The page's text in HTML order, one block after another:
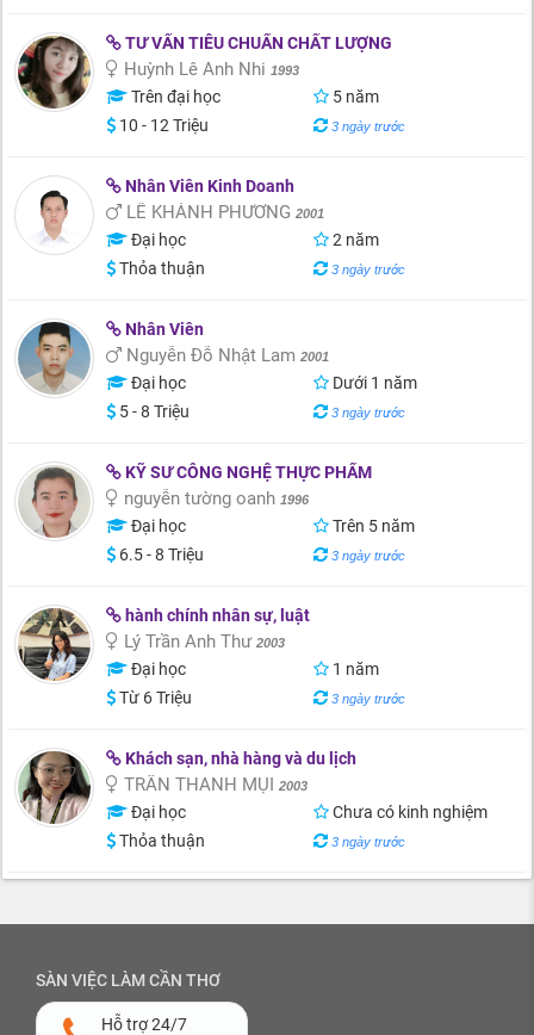
TƯ VẤN TIÊU CHUẨN CHẤT LƯỢNG
Huỳnh Lê Anh Nhi 1993
Trên đại học
5 năm
10 - 12 Triệu
3 ngày trước
Nhân Viên Kinh Doanh
LÊ KHÁNH PHƯƠNG 2001
Đại học
2 năm
Thỏa thuận
3 ngày trước
Nhân Viên
Nguyễn Đỗ Nhật Lam 2001
Đại học
Dưới 1 năm
5 - 8 Triệu
3 ngày trước
KỸ SƯ CÔNG NGHỆ THỰC PHẨM
nguyễn tường oanh 1996
Đại học
Trên 5 năm
6.5 - 8 Triệu
3 ngày trước
hành chính nhân sự, luật
Lý Trần Anh Thư 2003
Đại học
1 năm
Từ 6 Triệu
3 ngày trước
Khách sạn, nhà hàng và du lịch
TRẦN THANH MỤI 2003
Đại học
Chưa có kinh nghiệm
Thỏa thuận
3 ngày trước
SÀN VIỆC LÀM CẦN THƠ
Hỗ trợ 24/7